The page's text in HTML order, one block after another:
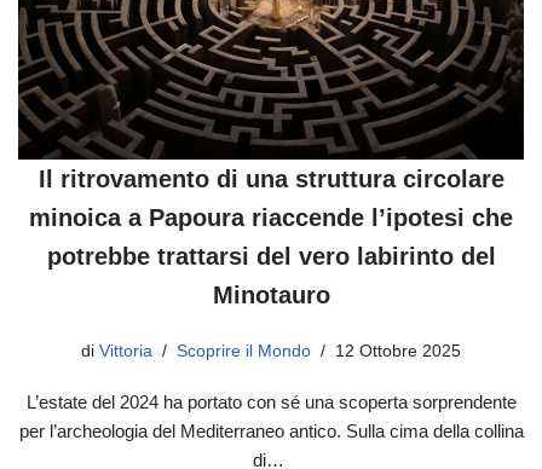
Il ritrovamento di una struttura circolare
minoica a Papoura riaccende l’ipotesi che
potrebbe trattarsi del vero labirinto del
Minotauro
di Vittoria Scoprire il Mondo 12 Ottobre 2025
L’estate del 2024 ha portato con sé una scoperta sorprendente
per l’archeologia del Mediterraneo antico. Sulla cima della collina
di…